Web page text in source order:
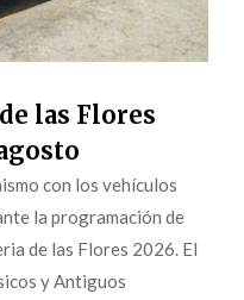
las Flores
con los vehículos
la programación de
de las Flores 2026. El
y Antiguos